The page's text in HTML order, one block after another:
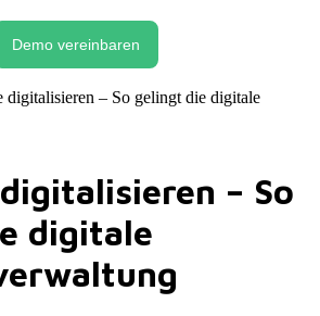
Demo vereinbaren
digitalisieren – So gelingt die digitale
– So
digitale